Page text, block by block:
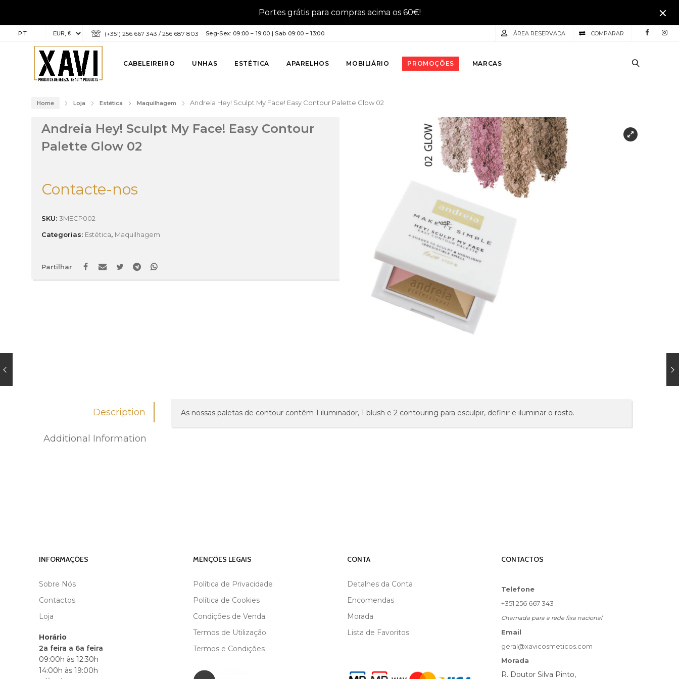
Portes grátis para compras acima os 60€!
PT (+351) 256 667 343 / 256 687 803 Seg-Sex: 09:00 – 19:00 | Sab 09:00 – 13:00 COMPARAR
ÁREA RESERVADA
CABELEIREIRO UNHAS ESTÉTICA APARELHOS MOBILIÁRIO PROMOÇÕES MARCAS
Home Loja Estética Maquilhagem Andreia Hey! Sculpt My Face! Easy Contour Palette Glow 02
Andreia Hey! Sculpt My Face! Easy Contour
Palette Glow 02
Contacte-nos
SKU: 3MECP002
Categorias: Estética, Maquilhagem
Partilhar
Description
Additional Information
As nossas paletas de contour contêm 1 iluminador, 1 blush e 2 contouring para esculpir, definir e iluminar o rosto.
INFORMAÇÕES
Sobre Nós
Contactos
Loja
Horário
2a feira a 6a feira
09:00h às 12:30h
14:00h às 19:00h
MENÇÕES LEGAIS
Política de Privacidade
Política de Cookies
Condições de Venda
Termos de Utilização
Termos e Condições
CONTA
Detalhes da Conta
Encomendas
Morada
Lista de Favoritos
CONTACTOS
Telefone
+351 256 667 343
Chamada para a rede fixa nacional
Email
geral@xavicosmeticos.com
Morada
R. Doutor Silva Pinto,